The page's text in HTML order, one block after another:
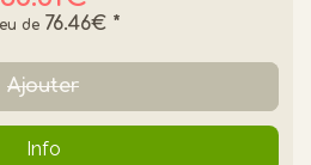
76.46€ *
Ajouter
Info